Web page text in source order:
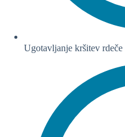
Ugotavljanje kršitev rdeče